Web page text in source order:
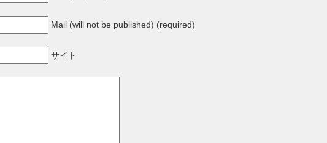
Mail (will not be published) (required)
サイト